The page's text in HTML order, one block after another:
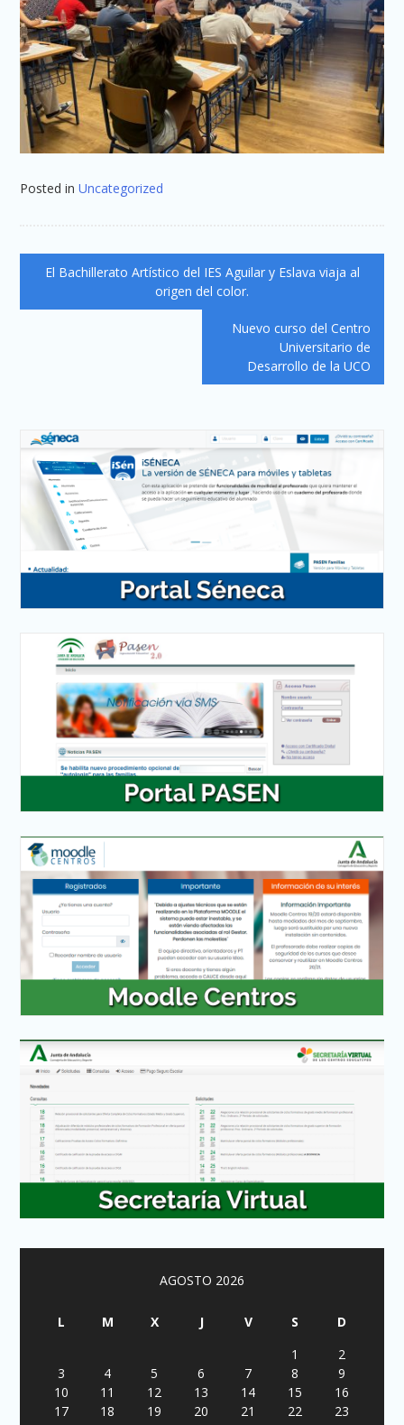
Posted inUncategorized
Navegación
El Bachillerato Artístico del IES Aguilar y Eslava viaja al
origen del color.
Nuevo curso del Centro
Universitario de
Desarrollo de la UCO
AGOSTO 2026
L M X J V S
D
1
2
3
4 5 6 7 8
9
10
11 12 13 14 15
16
17
18 19 20 21 22
23